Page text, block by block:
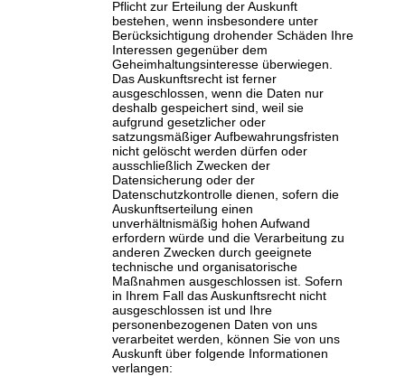
Pflicht zur Erteilung der Auskunft
bestehen, wenn insbesondere unter
Berücksichtigung drohender Schäden Ihre
Interessen gegenüber dem
Geheimhaltungsinteresse überwiegen.
Das Auskunftsrecht ist ferner
ausgeschlossen, wenn die Daten nur
deshalb gespeichert sind, weil sie
aufgrund gesetzlicher oder
satzungsmäßiger Aufbewahrungsfristen
nicht gelöscht werden dürfen oder
ausschließlich Zwecken der
Datensicherung oder der
Datenschutzkontrolle dienen, sofern die
Auskunftserteilung einen
unverhältnismäßig hohen Aufwand
erfordern würde und die Verarbeitung zu
anderen Zwecken durch geeignete
technische und organisatorische
Maßnahmen ausgeschlossen ist. Sofern
in Ihrem Fall das Auskunftsrecht nicht
ausgeschlossen ist und Ihre
personenbezogenen Daten von uns
verarbeitet werden, können Sie von uns
Auskunft über folgende Informationen
verlangen: